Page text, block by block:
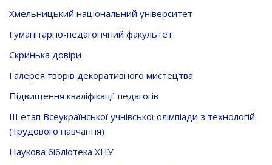
Хмельницький національний університет
Гуманітарно-педагогічний факультет
Скринька довiри
Галерея творів декоративного мистецтва
Підвищення кваліфікації педагогів
ІІІ етап Всеукраїнської учнівської олімпіади з технологій
(трудового навчання)
Наукова бібліотека ХНУ